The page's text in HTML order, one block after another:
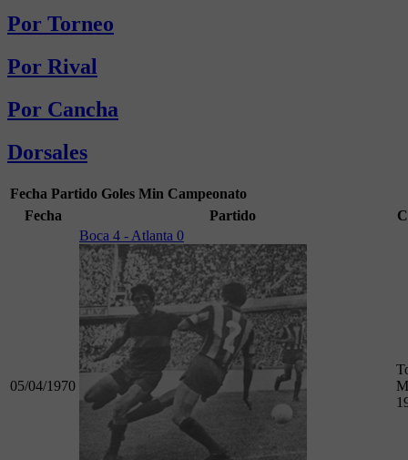
Por Torneo
Por Rival
Por Cancha
Dorsales
Fecha Partido Goles Min Campeonato
Fecha
Partido
05/04/1970
Boca 4 - Atlanta 0